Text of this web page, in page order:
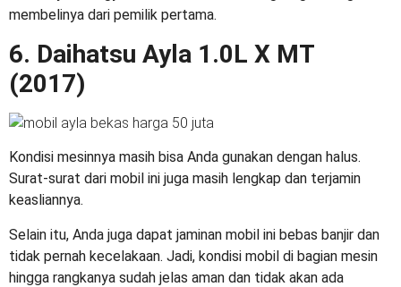
membelinya dari pemilik pertama.
6. Daihatsu Ayla 1.0L X MT
(2017)
Kondisi mesinnya masih bisa Anda gunakan dengan halus.
Surat-surat dari mobil ini juga masih lengkap dan terjamin
keasliannya.
Selain itu, Anda juga dapat jaminan mobil ini bebas banjir dan
tidak pernah kecelakaan. Jadi, kondisi mobil di bagian mesin
hingga rangkanya sudah jelas aman dan tidak akan ada